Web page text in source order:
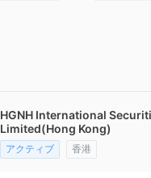
HGNH International
Limited(Hong Kong)
アクティブ 香港